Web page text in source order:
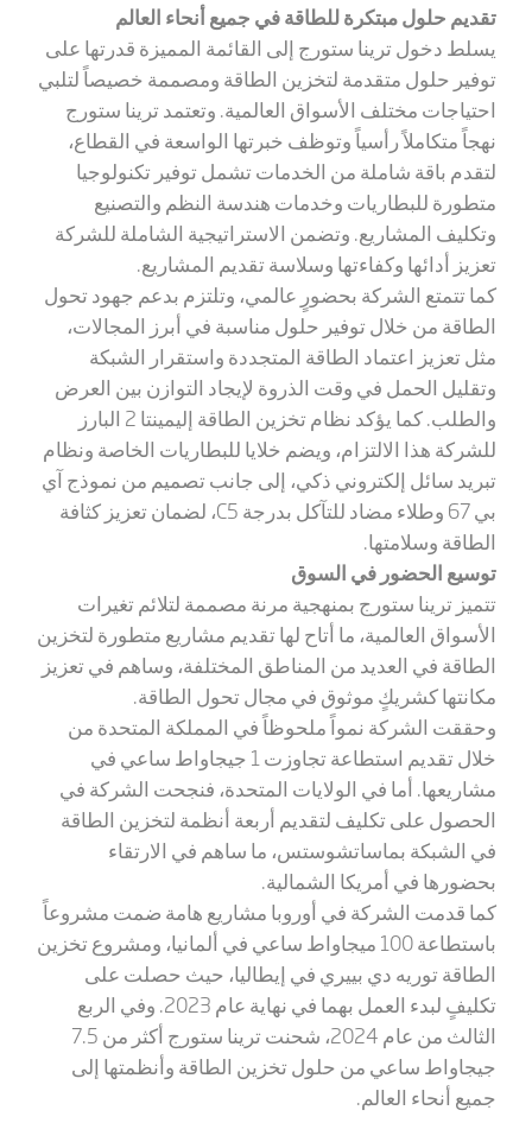
تقديم حلول مبتكرة للطاقة في جميع أنحاء العالم
يسلط دخول ترينا ستورج إلى القائمة المميزة قدرتها على
توفير حلول متقدمة لتخزين الطاقة ومصممة خصيصاً لتلبي
احتياجات مختلف الأسواق العالمية. وتعتمد ترينا ستورج
نهجاً متكاملاً رأسياً وتوظف خبرتها الواسعة في القطاع،
لتقدم باقة شاملة من الخدمات تشمل توفير تكنولوجيا
متطورة للبطاريات وخدمات هندسة النظم والتصنيع
وتكليف المشاريع. وتضمن الاستراتيجية الشاملة للشركة
تعزيز أدائها وكفاءتها وسلاسة تقديم المشاريع.
كما تتمتع الشركة بحضورٍ عالمي، وتلتزم بدعم جهود تحول
الطاقة من خلال توفير حلول مناسبة في أبرز المجالات،
مثل تعزيز اعتماد الطاقة المتجددة واستقرار الشبكة
وتقليل الحمل في وقت الذروة لإيجاد التوازن بين العرض
والطلب. كما يؤكد نظام تخزين الطاقة إليمينتا 2 البارز
للشركة هذا الالتزام، ويضم خلايا للبطاريات الخاصة ونظام
تبريد سائل إلكتروني ذكي، إلى جانب تصميم من نموذج آي
بي 67 وطلاء مضاد للتآكل بدرجة
C5، لضمان تعزيز كثافة
الطاقة وسلامتها.
توسيع الحضور في السوق
تتميز ترينا ستورج بمنهجية مرنة مصممة لتلائم تغيرات
الأسواق العالمية، ما أتاح لها تقديم مشاريع متطورة لتخزين
الطاقة في العديد من المناطق المختلفة، وساهم في تعزيز
مكانتها كشريكٍ موثوق في مجال تحول الطاقة.
وحققت الشركة نمواً ملحوظاً في المملكة المتحدة من
خلال تقديم استطاعة تجاوزت 1 جيجاواط ساعي في
مشاريعها. أما في الولايات المتحدة، فنجحت الشركة في
الحصول على تكليف لتقديم أربعة أنظمة لتخزين الطاقة
في الشبكة بماساتشوستس، ما ساهم في الارتقاء
بحضورها في أمريكا الشمالية.
كما قدمت الشركة في أوروبا مشاريع هامة ضمت مشروعاً
باستطاعة 100 ميجاواط ساعي في ألمانيا، ومشروع تخزين
الطاقة توريه دي بييري في إيطاليا، حيث حصلت على
تكليفٍ لبدء العمل بهما في نهاية عام 2023. وفي الربع
الثالث من عام 2024، شحنت ترينا ستورج أكثر من 7.5
جيجاواط ساعي من حلول تخزين الطاقة وأنظمتها إلى
جميع أنحاء العالم.